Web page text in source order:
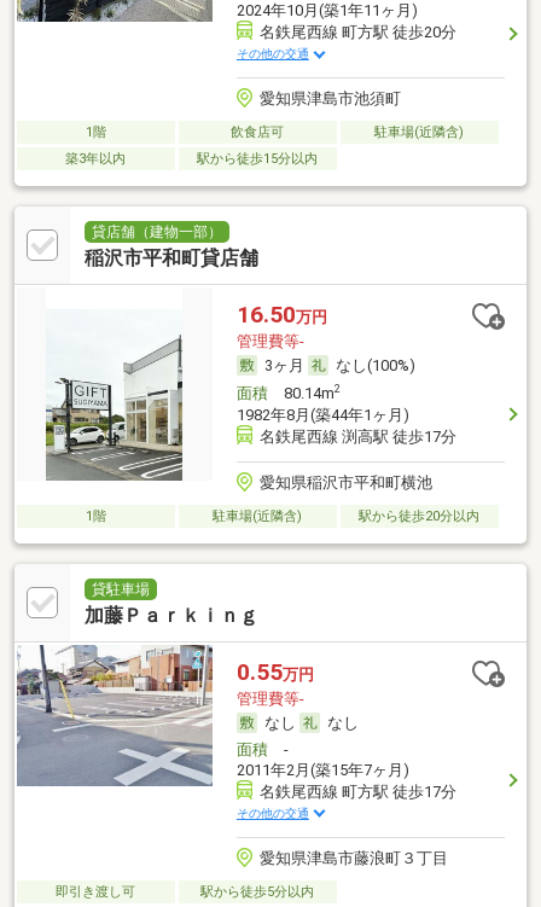
2024年10月(築1年11ヶ月)
名鉄尾西線 町方駅 徒歩20分
その他の交通
愛知県津島市池須町
1階 飲食店可
駐車場(近隣含)
築3年以内
駅から徒歩15分以内
貸店舗（建物一部）
稲沢市平和町貸店舗
16.50万円
管理費等-
3ヶ月
なし(100%)
面積80.14m2
1982年8月(築44年1ヶ月)
名鉄尾西線 渕高駅 徒歩17分
愛知県稲沢市平和町横池
1階 駐車場(近隣含) 駅から徒歩20分以内
貸駐車場
加藤Ｐａｒｋｉｎｇ
0.55万円
管理費等-
なし
なし
面積-
2011年2月(築15年7ヶ月)
名鉄尾西線 町方駅 徒歩17分
その他の交通
愛知県津島市藤浪町３丁目
即引き渡し可 駅から徒歩5分以内